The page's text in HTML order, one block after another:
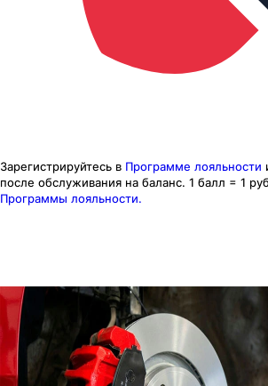
Зарегистрируйтесь в Программе лояльности
после обслуживания на баланс. 1 балл = 1
Программы лояльности.